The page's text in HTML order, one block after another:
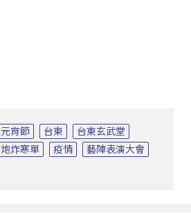
元宵節 台東
台東玄武堂
炮炸寒單 疫情
藝陣表演大會